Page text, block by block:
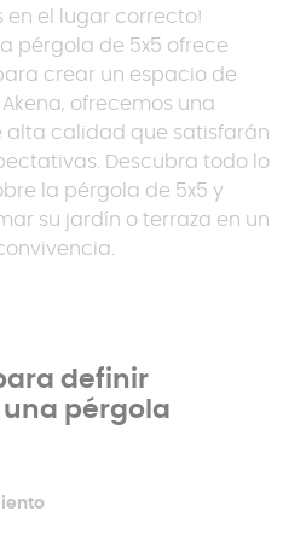
en el lugar correcto!
pérgola de 5x5 ofrece
crear un espacio de
ofrecemos una
alta calidad que satisfarán
Descubra todo lo
la pérgola de 5x5 y
su jardín o terraza en un
definir
pérgola